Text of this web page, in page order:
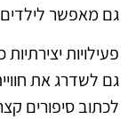
גם מאפשר
פעילויות
גם לשדרג את
לכתוב סיפורים